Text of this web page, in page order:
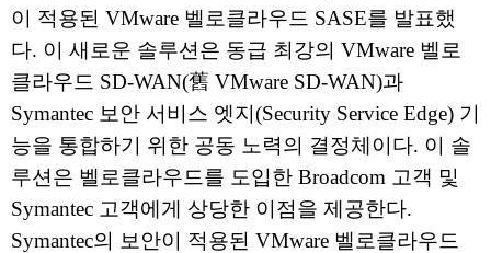
이 적용된 VMware 벨로클라우드 SASE를 발표했
다. 이 새로운 솔루션은 동급 최강의 VMware 벨로
클라우드 SD-WAN(舊 VMware SD-WAN)과
Symantec 보안 서비스 엣지(Security Service Edge) 기
능을 통합하기 위한 공동 노력의 결정체이다. 이 솔
루션은 벨로클라우드를 도입한 Broadcom 고객 및
Symantec 고객에게 상당한 이점을 제공한다.
Symantec의 보안이 적용된 VMware 벨로클라우드